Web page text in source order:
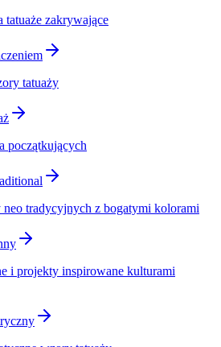
tatuaże zakrywające
tatuaży
początkujących
tradycyjnych z bogatymi kolorami
i projekty inspirowane kulturami